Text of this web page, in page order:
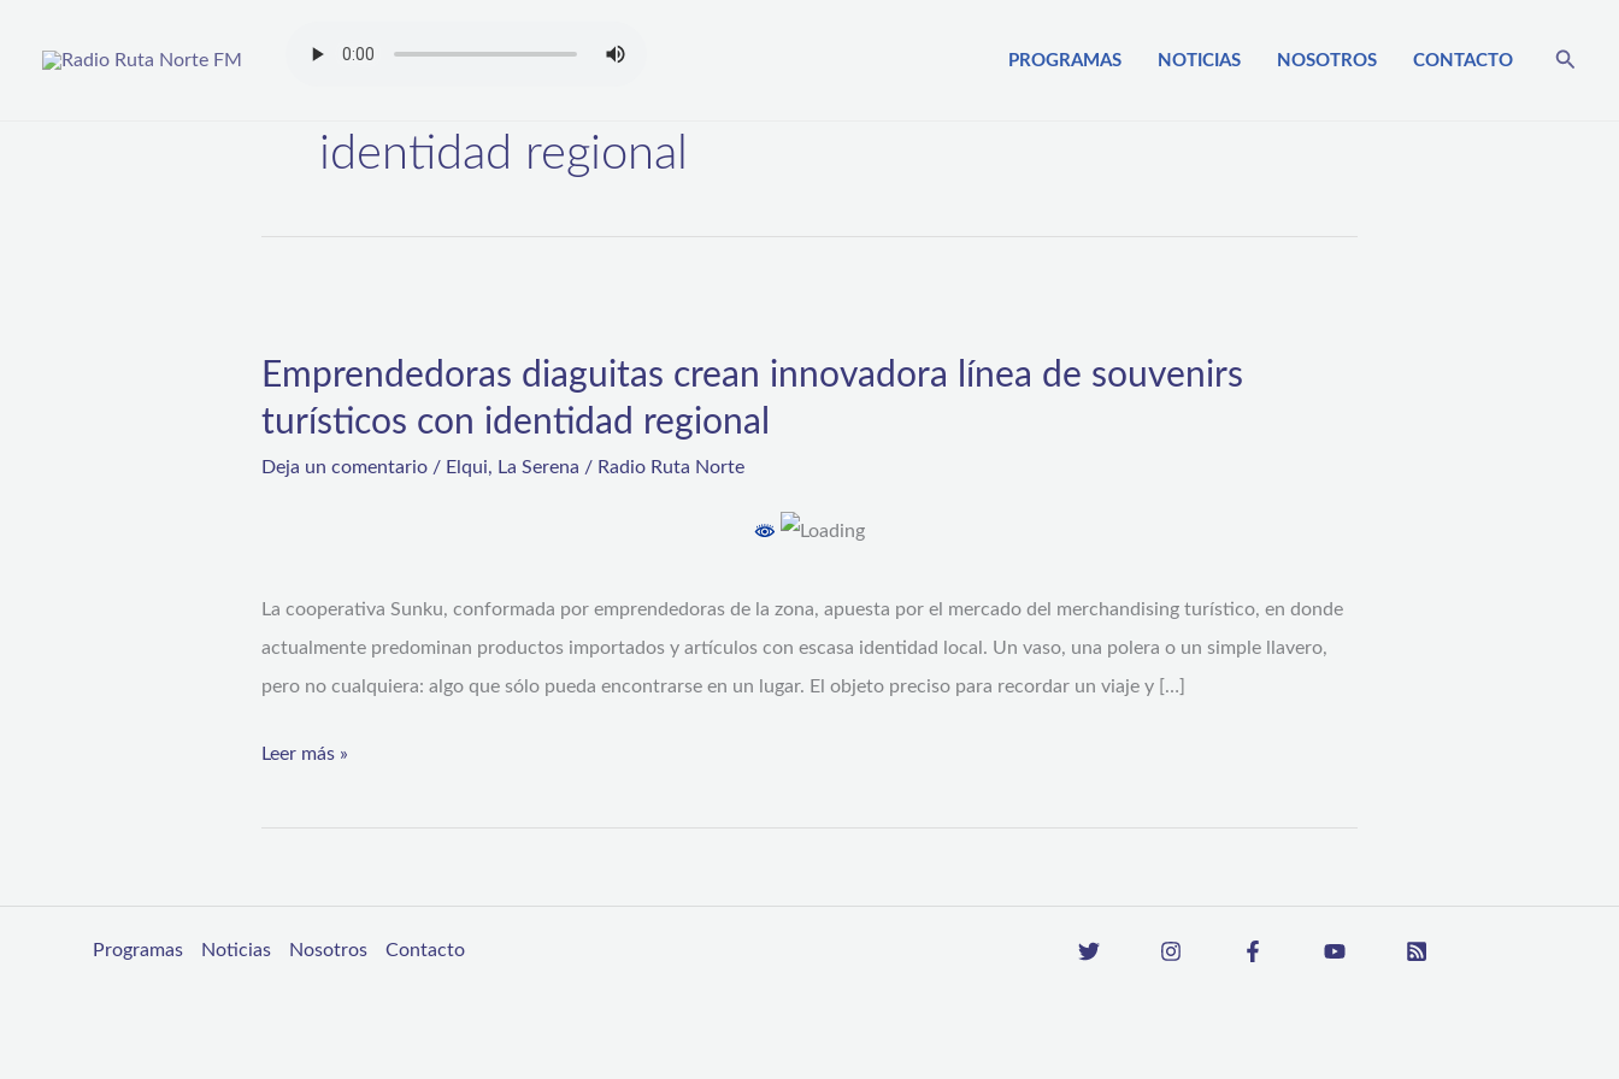
PROGRAMAS NOTICIAS NOSOTROS CONTACTO Buscar
identidad regional
Emprendedoras diaguitas crean innovadora línea de souvenirs
turísticos con identidad regional
Deja un comentario / Elqui, La Serena / Radio Ruta Norte
La cooperativa Sunku, conformada por emprendedoras de la zona, apuesta por el mercado del merchandising turístico, en donde
actualmente predominan productos importados y artículos con escasa identidad local. Un vaso, una polera o un simple llavero,
pero no cualquiera: algo que sólo pueda encontrarse en un lugar. El objeto preciso para recordar un viaje y […]
crean
innovadora
línea
con
identidad
regional
Leer más »
Programas Noticias Nosotros Contacto